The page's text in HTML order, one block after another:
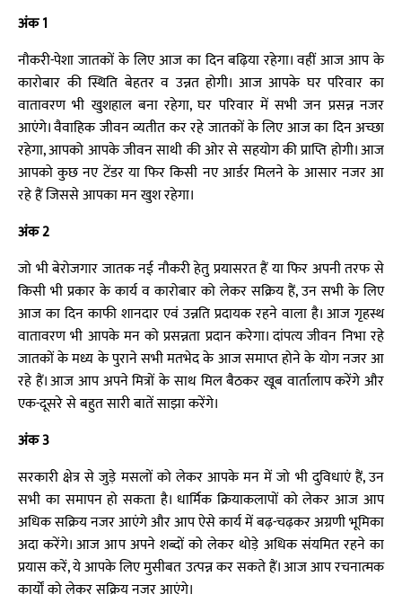
अंक 1
नौकरी-पेशा जातकों के लिए आज का दिन बढ़िया रहेगा। वहीं आज आप के
कारोबार की स्थिति बेहतर व उन्नत होगी। आज आपके घर परिवार का
वातावरण भी खुशहाल बना रहेगा, घर परिवार में सभी जन प्रसन्न नजर
आएंगे। वैवाहिक जीवन व्यतीत कर रहे जातकों के लिए आज का दिन अच्छा
रहेगा, आपको आपके जीवन साथी की ओर से सहयोग की प्राप्ति होगी। आज
आपको कुछ नए टेंडर या फिर किसी नए आर्डर मिलने के आसार नजर आ
रहे हैं जिससे आपका मन खुश रहेगा।
अंक 2
जो भी बेरोजगार जातक नई नौकरी हेतु प्रयासरत हैं या फिर अपनी तरफ से
किसी भी प्रकार के कार्य व कारोबार को लेकर सक्रिय हैं, उन सभी के लिए
आज का दिन काफी शानदार एवं उन्नति प्रदायक रहने वाला है। आज गृहस्थ
वातावरण भी आपके मन को प्रसन्नता प्रदान करेगा। दांपत्य जीवन निभा रहे
जातकों के मध्य के पुराने सभी मतभेद के आज समाप्त होने के योग नजर आ
रहे हैं। आज आप अपने मित्रों के साथ मिल बैठकर खूब वार्तालाप करेंगे और
एक-दूसरे से बहुत सारी बातें साझा करेंगे।
अंक 3
सरकारी क्षेत्र से जुड़े मसलों को लेकर आपके मन में जो भी दुविधाएं हैं, उन
सभी का समापन हो सकता है। धार्मिक क्रियाकलापों को लेकर आज आप
अधिक सक्रिय नजर आएंगे और आप ऐसे कार्य में बढ़-चढ़कर अग्रणी भूमिका
अदा करेंगे। आज आप अपने शब्दों को लेकर थोड़े अधिक संयमित रहने का
प्रयास करें, ये आपके लिए मुसीबत उत्पन्न कर सकते हैं। आज आप रचनात्मक
कार्यों को लेकर सक्रिय नजर आएंगे।